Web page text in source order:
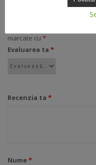
marcate cu *
Evaluarea ta *
Recenzia ta *
Nume*